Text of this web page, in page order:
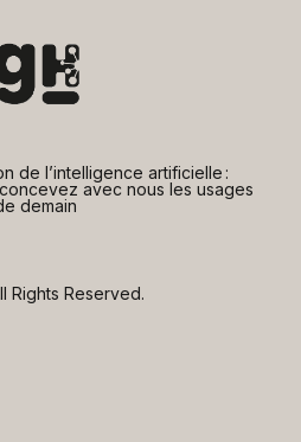
de l’intelligence artificielle :
avec nous les usages
demain
Rights Reserved.